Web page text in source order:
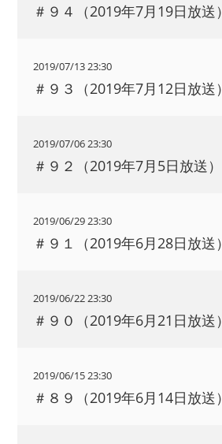
＃９４（2019年7月19日放送）
2019/07/13 23:30
＃９３（2019年7月12日放送）
2019/07/06 23:30
＃９２（2019年7月5日放送）
2019/06/29 23:30
＃９１（2019年6月28日放送）
2019/06/22 23:30
＃９０（2019年6月21日放送）
2019/06/15 23:30
＃８９（2019年6月14日放送）